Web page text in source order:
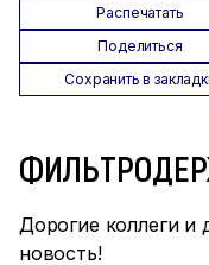
Распечатать
Поделиться
Сохранить в
Дорогие коллеги и
новость!